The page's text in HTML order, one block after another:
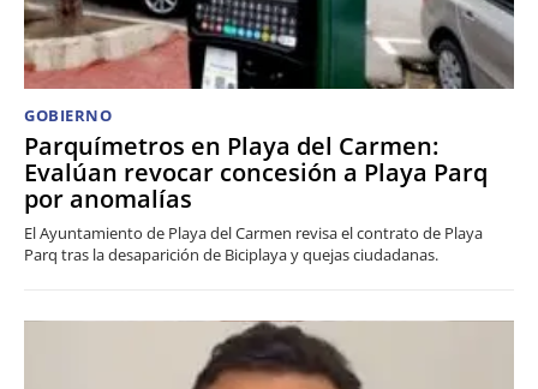
GOBIERNO
Parquímetros en Playa del Carmen:
Evalúan revocar concesión a Playa Parq
por anomalías
El Ayuntamiento de Playa del Carmen revisa el contrato de Playa
Parq tras la desaparición de Biciplaya y quejas ciudadanas.